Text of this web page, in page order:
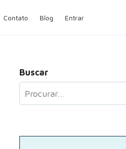
Contato Blog Entrar
Buscar